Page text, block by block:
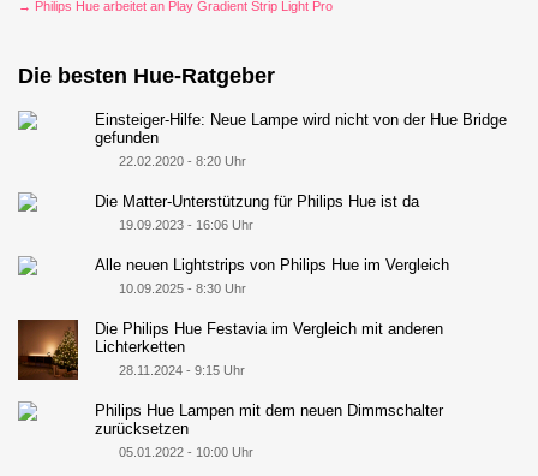
→ Philips Hue arbeitet an Play Gradient Strip Light Pro
Die besten Hue-Ratgeber
Einsteiger-Hilfe: Neue Lampe wird nicht von der Hue Bridge
gefunden
22.02.2020 - 8:20 Uhr
Die Matter-Unterstützung für Philips Hue ist da
19.09.2023 - 16:06 Uhr
Alle neuen Lightstrips von Philips Hue im Vergleich
10.09.2025 - 8:30 Uhr
Die Philips Hue Festavia im Vergleich mit anderen
Lichterketten
28.11.2024 - 9:15 Uhr
Philips Hue Lampen mit dem neuen Dimmschalter
zurücksetzen
05.01.2022 - 10:00 Uhr